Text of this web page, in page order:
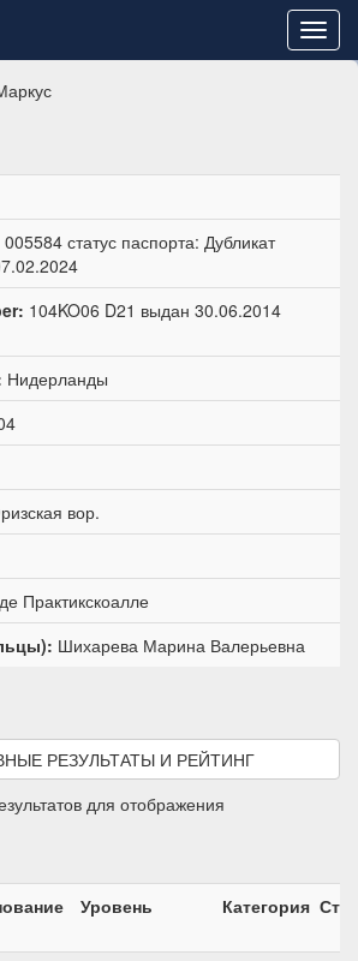
005584 статус паспорта: Дубликат
104KO06 D21 выдан 30.06.2014
Нидерланды
вор.
Практикскоалле
Шихарева Марина Валерьевна
РЕЗУЛЬТАТЫ И РЕЙТИНГ
для отображения
Уровень Категория